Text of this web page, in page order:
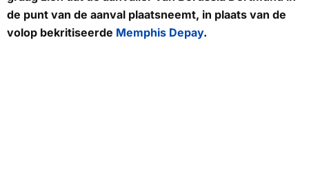
de punt van de aanval plaatsneemt, in plaats van de
volop bekritiseerde Memphis Depay.